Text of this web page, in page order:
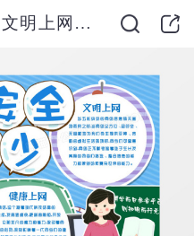
学生网络安全文明上网小报手抄报word模版